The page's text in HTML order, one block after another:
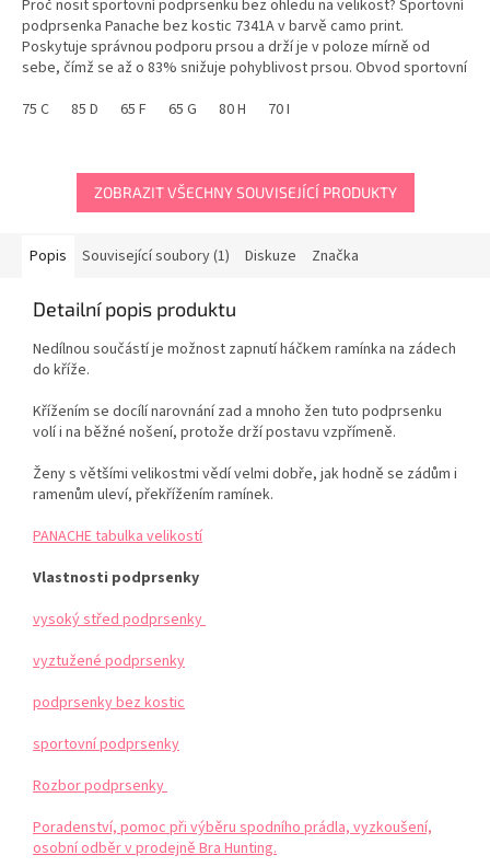
Proč nosit sportovní podprsenku bez ohledu na velikost? Sportovní
podprsenka Panache bez kostic 7341A v barvě camo print.
Poskytuje správnou podporu prsou a drží je v poloze mírně od
sebe, čímž se až o 83% snižuje pohyblivost prsou. Obvod sportovní
75 C
85 D 65 F 65 G 80 H 70 I
ZOBRAZIT VŠECHNY SOUVISEJÍCÍ PRODUKTY
Popis Související soubory (1) Diskuze Značka
Detailní popis produktu
Nedílnou součástí je možnost zapnutí háčkem ramínka na zádech
do kříže.
Křížením se docílí narovnání zad a mnoho žen tuto podprsenku
volí i na běžné nošení, protože drží postavu vzpřímeně.
Ženy s většími velikostmi vědí velmi dobře, jak hodně se zádům i
ramenům uleví, překřížením ramínek.
PANACHE tabulka velikostí
Vlastnosti podprsenky
vysoký střed podprsenky
vyztužené podprsenky
podprsenky bez kostic
sportovní podprsenky
Rozbor podprsenky
Poradenství, pomoc při výběru spodního prádla, vyzkoušení,
osobní odběr v prodejně Bra Hunting.